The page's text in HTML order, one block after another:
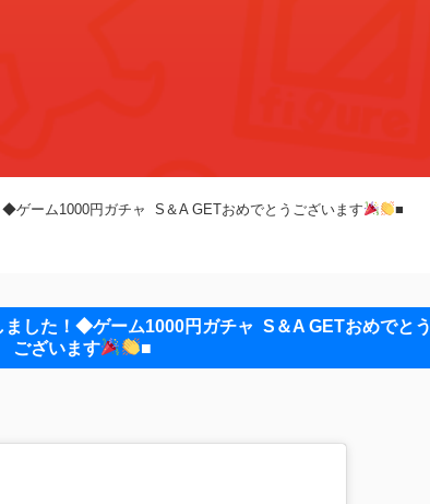
ゲーム1000円ガチャ⁡ ⁡⁡ ⁡S＆A⁡ ⁡GETおめでとうございます ⁡■
した！◆ゲーム1000円ガチャ⁡ ⁡⁡ ⁡S＆A⁡ ⁡GETおめでとう
ございます
⁡■